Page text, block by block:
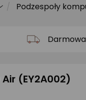
Podzespoły
(EY2A002)